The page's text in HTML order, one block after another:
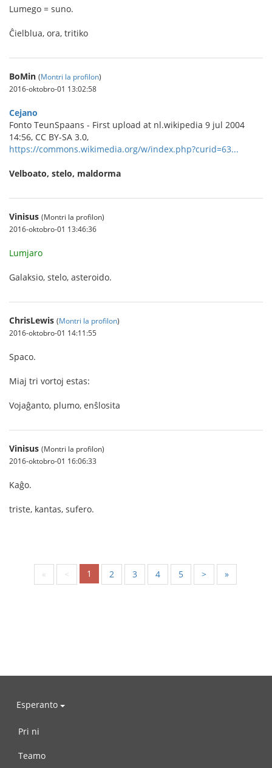
Lumego = suno.
Ĉielblua, ora, tritiko
BoMin (Montri la profilon)
2016-oktobro-01 13:02:58
Cejano
Fonto TeunSpaans - First upload at nl.wikipedia 9 jul 2004
14:56, CC BY-SA 3.0,
https://commons.wikimedia.org/w/index.php?curid=63...
Velboato, stelo, maldorma
Vinisus (Montri la profilon)
2016-oktobro-01 13:46:36
Lumjaro
Galaksio, stelo, asteroido.
ChrisLewis (Montri la profilon)
2016-oktobro-01 14:11:55
Spaco.
Miaj tri vortoj estas:
Vojaĝanto, plumo, enŝlosita
Vinisus (Montri la profilon)
2016-oktobro-01 16:06:33
Kaĝo.
triste, kantas, sufero.
« < 1 2 3 4 5 > »
Esperanto
Pri ni
Teamo